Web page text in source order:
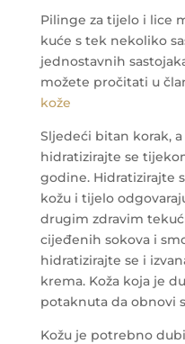
Pilinge za tijelo i lice
kuće s tek nekoliko
jednostavnih
možete pročitati u
kože
Sljedeći bitan korak,
hidratizirajte se
godine. Hidratizirajte
kožu i tijelo
drugim zdravim
cijeđenih sokova i
hidratizirajte se i
krema. Koža koja je
potaknuta da obnovi
Kožu je potrebno